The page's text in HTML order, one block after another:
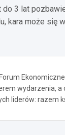
3 lat
kara może się
wydarzenia, a
liderów: razem